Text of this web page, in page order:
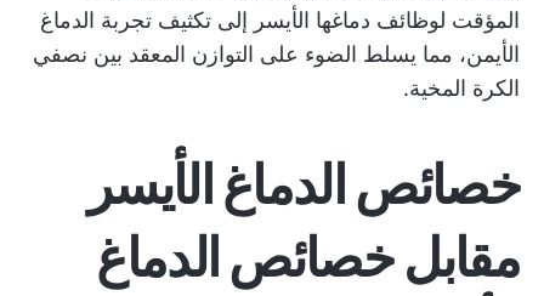
المؤقت لوظائف دماغها الأيسر إلى تكثيف تجربة الدماغ
الأيمن، مما يسلط الضوء على التوازن المعقد بين نصفي
الكرة المخية.
خصائص الدماغ الأيسر
مقابل خصائص الدماغ